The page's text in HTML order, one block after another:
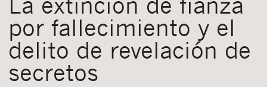
ESPAÑOL
por fallecimiento y el
delito de revelación de
secretos